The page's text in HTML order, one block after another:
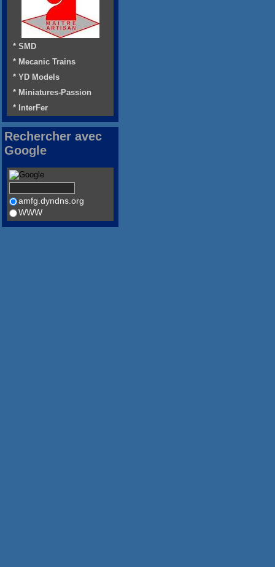
* SMD
* Mecanic Trains
* YD Models
* Miniatures-Passion
* InterFer
Rechercher avec
Google
amfg.dyndns.org
WWW